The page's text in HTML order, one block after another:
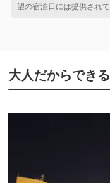
大人だからでき